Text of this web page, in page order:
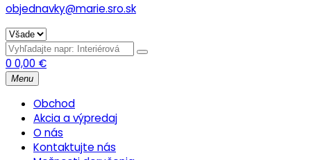
objednavky@marie.sro.sk
0 0,00 €
Menu
Obchod
Akcia a výpredaj
O nás
Kontaktujte nás